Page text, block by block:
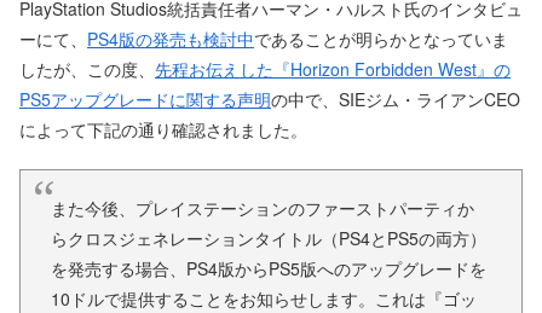
PlayStation Studios統括責任者ハーマン・ハルスト氏のインタビュ
ーにて、 PS4版の発売も検討中であることが明らかとなっていま
したが、この度、 先程お伝えした『Horizon Forbidden West』の
PS5アップグレードに関する声明の中で、SIEジム・ライアンCEO
によって下記の通り確認されました。
また今後、プレイステーションのファーストパーティか
らクロスジェネレーションタイトル（PS4とPS5の両方）
を発売する場合、PS4版からPS5版へのアップグレードを
10ドルで提供することをお知らせします。これは『ゴッ